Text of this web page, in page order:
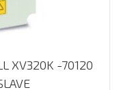
XV320K -70120